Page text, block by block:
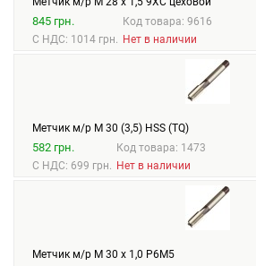
845 грн.
С НДС: 1014 грн.
Код товара: 9616
Нет в наличии
Метчик м/р М 30 (3,5) HSS (TQ)
582 грн.
С НДС: 699 грн.
Код товара: 1473
Нет в наличии
Метчик м/р М 30 х 1,0 Р6М5